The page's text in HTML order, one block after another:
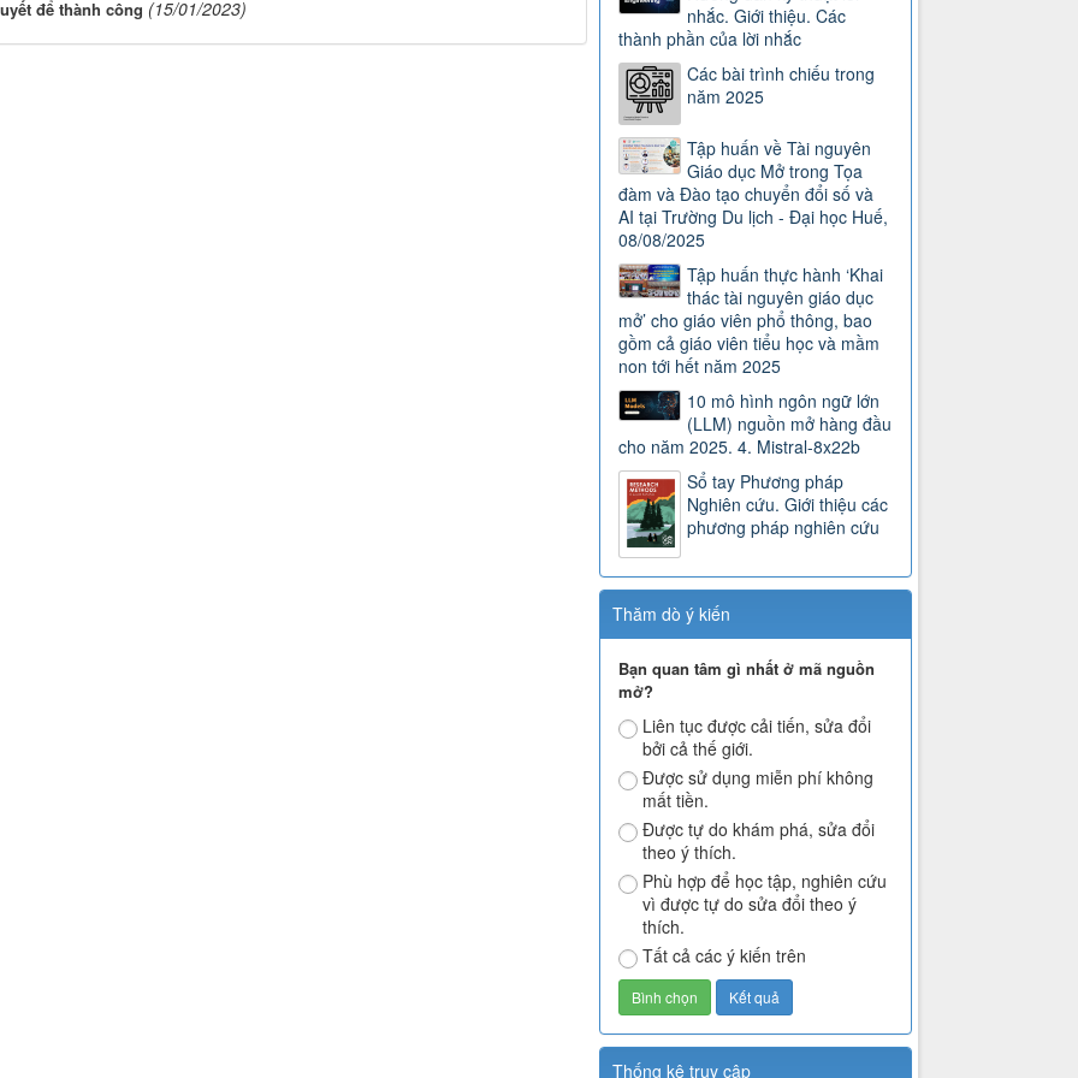
để thành công (15/01/2023)
nhắc. Giới thiệu. Các
thành phần của lời nhắc
Các bài trình chiếu trong
năm 2025
Tập huấn về Tài nguyên
Giáo dục Mở trong Tọa
đàm và Đào tạo chuyển đổi số và
AI tại Trường Du lịch - Đại học Huế,
08/08/2025
Tập huấn thực hành ‘Khai
thác tài nguyên giáo dục
mở’ cho giáo viên phổ thông, bao
gồm cả giáo viên tiểu học và mầm
non tới hết năm 2025
10 mô hình ngôn ngữ lớn
(LLM) nguồn mở hàng đầu
cho năm 2025. 4. Mistral-8x22b
Sổ tay Phương pháp
Nghiên cứu. Giới thiệu các
phương pháp nghiên cứu
Thăm dò ý kiến
Bạn quan tâm gì nhất ở mã nguồn
mở?
Liên tục được cải tiến, sửa đổi
bởi cả thế giới.
Được sử dụng miễn phí không
mất tiền.
Được tự do khám phá, sửa đổi
theo ý thích.
Phù hợp để học tập, nghiên cứu
vì được tự do sửa đổi theo ý
thích.
Tất cả các ý kiến trên
Thống kê truy cập